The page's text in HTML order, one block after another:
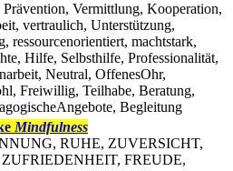
Prävention, Vermittlung, Kooperation,
vertraulich, Unterstützung,
ressourcenorientiert, machtstark,
Hilfe, Selbsthilfe, Professionalität,
Neutral, OffenesOhr,
Freiwillig, Teilhabe, Beratung,
Begleitung
Mindfulness
RUHE, ZUVERSICHT,
FREUDE,